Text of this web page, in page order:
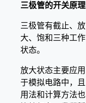
三极管的开关原理
三极管有截止、放
大、饱和三种工作
状态。
放大状态主要应用
于模拟电路中，且
用法和计算方法也